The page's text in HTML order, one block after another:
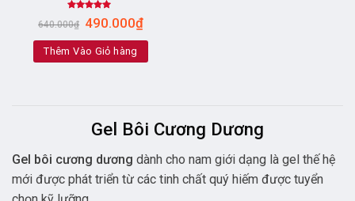
Rated 5.00
out of 5
640.000₫ 490.000₫
Thêm Vào Giỏ hàng
Gel Bôi Cương Dương
Gel bôi cương dương dành cho nam giới dạng là gel thế hệ
mới được phát triển từ các tinh chất quý hiếm được tuyển